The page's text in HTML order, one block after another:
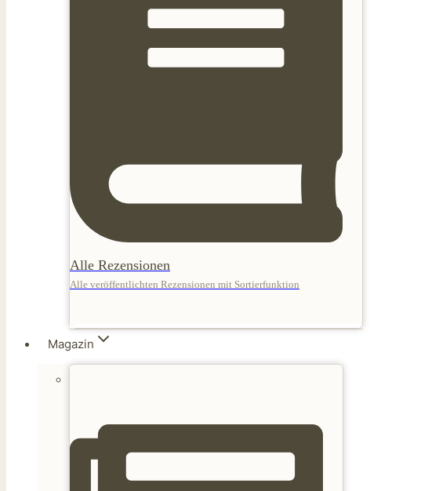
Alle Rezensionen
Alle veröffentlichten Rezensionen mit Sortierfunktion
Magazin